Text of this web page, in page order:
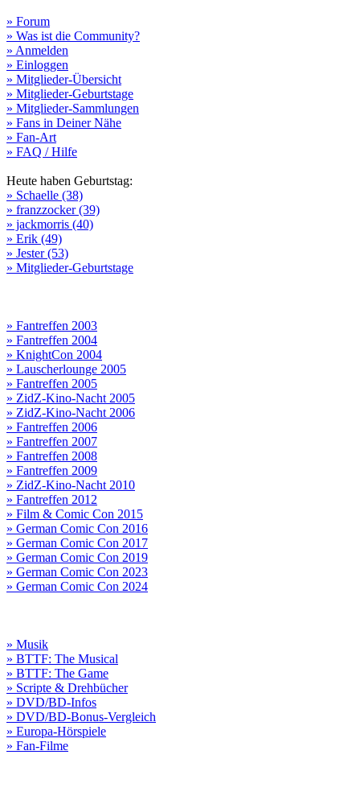
» Forum
» Was ist die Community?
» Anmelden
» Einloggen
» Mitglieder-Übersicht
» Mitglieder-Geburtstage
» Mitglieder-Sammlungen
» Fans in Deiner Nähe
» Fan-Art
» FAQ / Hilfe
Heute haben Geburtstag:
» Schaelle (38)
» franzzocker (39)
» jackmorris (40)
» Erik (49)
» Jester (53)
» Mitglieder-Geburtstage
» Fantreffen 2003
» Fantreffen 2004
» KnightCon 2004
» Lauscherlounge 2005
» Fantreffen 2005
» ZidZ-Kino-Nacht 2005
» ZidZ-Kino-Nacht 2006
» Fantreffen 2006
» Fantreffen 2007
» Fantreffen 2008
» Fantreffen 2009
» ZidZ-Kino-Nacht 2010
» Fantreffen 2012
» Film & Comic Con 2015
» German Comic Con 2016
» German Comic Con 2017
» German Comic Con 2019
» German Comic Con 2023
» German Comic Con 2024
» Musik
» BTTF: The Musical
» BTTF: The Game
» Scripte & Drehbücher
» DVD/BD-Infos
» DVD/BD-Bonus-Vergleich
» Europa-Hörspiele
» Fan-Filme